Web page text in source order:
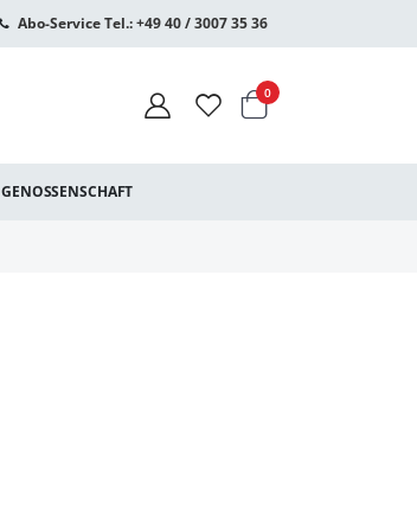
Abo-Service Tel.: +49 40 / 3007 35 36
Warenkorb
0Artikel
GENOSSENSCHAFT